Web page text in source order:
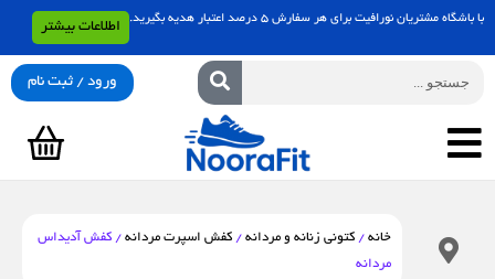
پرش
با باشگاه مشتریان نورافیت برای هر سفارش 5 درصد اعتبار هدیه بگیرید.
اطلاعات بیشتر
ورود / ثبت نام
سبد
خانه /کتونی زنانه و مردانه /کفش اسپرت مردانه / کفش آدیداس
مردانه